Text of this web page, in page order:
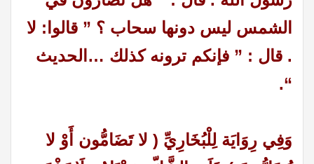
الشمس ليس دونها سحاب ؟ ” قالوا: لا
. قال : ” فإنكم ترونه كذلك …الحديث
“.
وَفِي رِوَايَة لِلْبُخَارِيِّ ( لا تَضَامُّون أَوْ لا